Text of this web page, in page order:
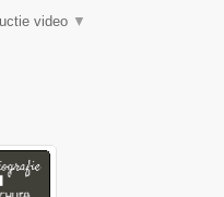
video ▼